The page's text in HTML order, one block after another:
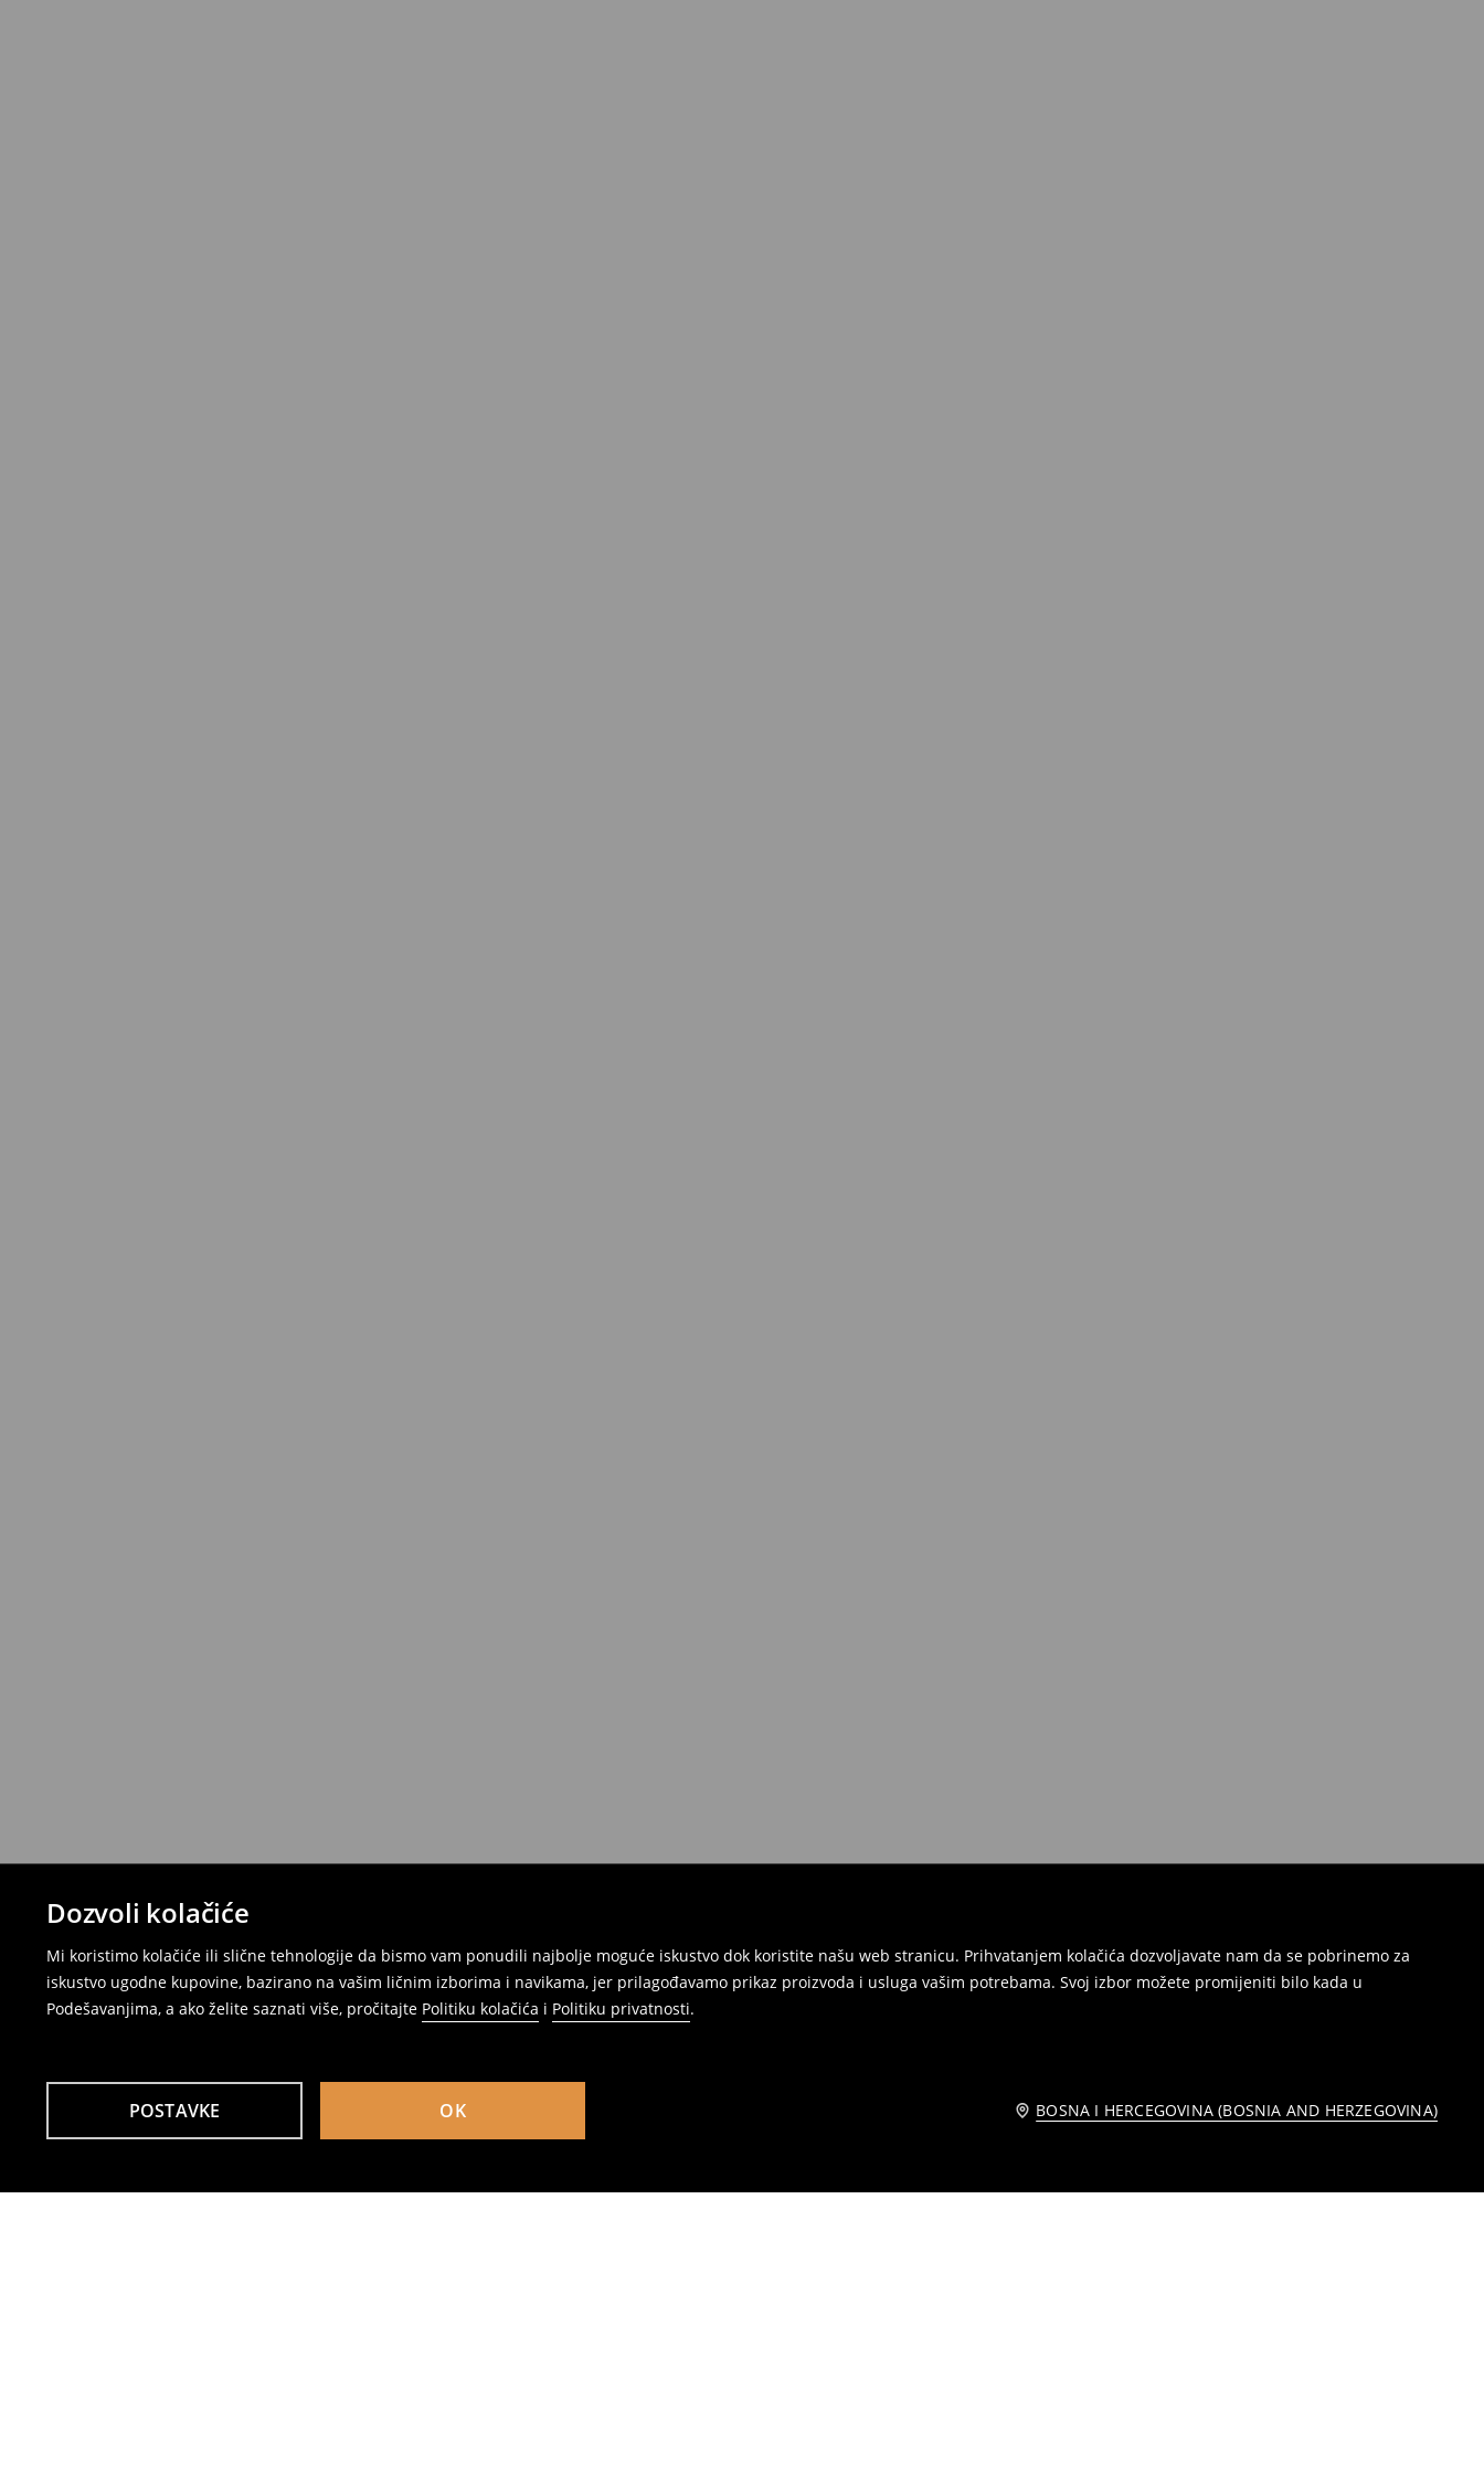
Dozvoli kolačiće
Mi koristimo kolačiće ili slične tehnologije da bismo vam ponudili najbolje moguće iskustvo dok koristite našu web stranicu. Prihvatanjem kolačića dozvoljavate nam da se pobrinemo za
iskustvo ugodne kupovine, bazirano na vašim ličnim izborima i navikama, jer prilagođavamo prikaz proizvoda i usluga vašim potrebama. Svoj izbor možete promijeniti bilo kada u
Podešavanjima, a ako želite saznati više, pročitajte Politiku kolačića i Politiku privatnosti.
POSTAVKE OK BOSNA I HERCEGOVINA (BOSNIA AND HERZEGOVINA)